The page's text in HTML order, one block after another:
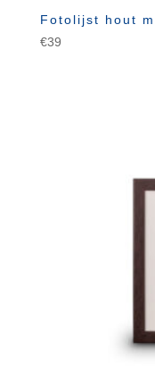
Fotolijst hout
€39